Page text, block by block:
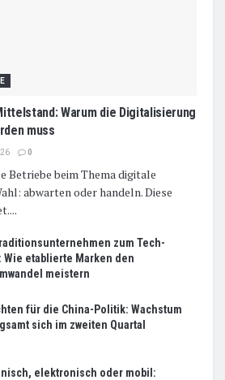
Warum die Digitalisierung
muss
0
Betriebe beim Thema digitale
abwarten oder handeln. Diese
zum Tech-
Wie etablierte Marken den
meistern
für die China-Politik: Wachstum
sich im zweiten Quartal
elektronisch oder mobil: